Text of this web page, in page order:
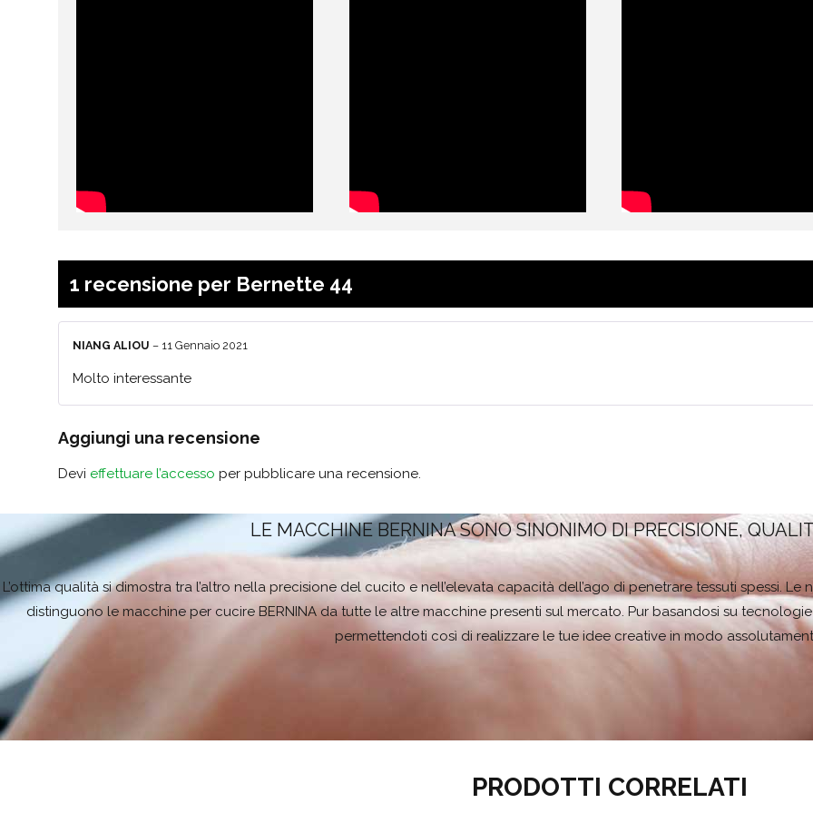
1 recensione per Bernette 44
NIANG ALIOU – 11 Gennaio 2021
Molto interessante
Aggiungi una recensione
Devi effettuare l’accesso per pubblicare una recensione.
LE MACCHINE BERNINA SONO SINONIMO DI PRECISIONE,
L’ottima qualità si dimostra tra l’altro nella precisione del cucito e nell’elevata capacità dell’ago di penetrare tessuti spessi.
distinguono le macchine per cucire BERNINA da tutte le altre macchine presenti sul mercato. Pur basandosi su
permettendoti così di realizzare le tue idee creative in modo
PRODOTTI CORRELATI